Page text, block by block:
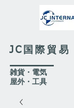
JC国際貿易
​雑貨・電気
​屋外・工具